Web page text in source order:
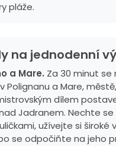
pláže.
na jednodenní
a Mare. Za 30 minut se
Polignanu a Mare,
dílem
Jadranem. Nechte
užívejte si široké
se odpočiňte na jeho